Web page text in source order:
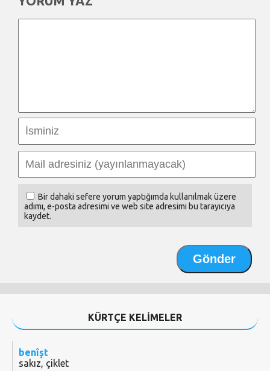
Bir dahaki sefere yorum yaptığımda kullanılmak üzere
adımı, e-posta adresimi ve web site adresimi bu tarayıcıya
kaydet.
KÜRTÇE KELİMELER
benîşt
sakız, çiklet